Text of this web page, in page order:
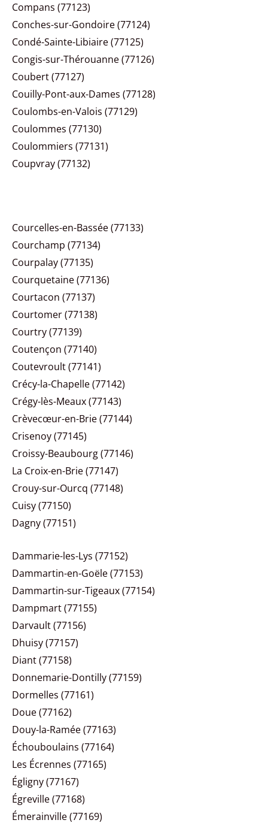
Compans (77123)
Conches-sur-Gondoire (77124)
Condé-Sainte-Libiaire (77125)
Congis-sur-Thérouanne (77126)
Coubert (77127)
Couilly-Pont-aux-Dames (77128)
Coulombs-en-Valois (77129)
Coulommes (77130)
Coulommiers (77131)
Coupvray (77132)
Courcelles-en-Bassée (77133)
Courchamp (77134)
Courpalay (77135)
Courquetaine (77136)
Courtacon (77137)
Courtomer (77138)
Courtry (77139)
Coutençon (77140)
Coutevroult (77141)
Crécy-la-Chapelle (77142)
Crégy-lès-Meaux (77143)
Crèvecœur-en-Brie (77144)
Crisenoy (77145)
Croissy-Beaubourg (77146)
La Croix-en-Brie (77147)
Crouy-sur-Ourcq (77148)
Cuisy (77150)
Dagny (77151)
Dammarie-les-Lys (77152)
Dammartin-en-Goële (77153)
Dammartin-sur-Tigeaux (77154)
Dampmart (77155)
Darvault (77156)
Dhuisy (77157)
Diant (77158)
Donnemarie-Dontilly (77159)
Dormelles (77161)
Doue (77162)
Douy-la-Ramée (77163)
Échouboulains (77164)
Les Écrennes (77165)
Égligny (77167)
Égreville (77168)
Émerainville (77169)